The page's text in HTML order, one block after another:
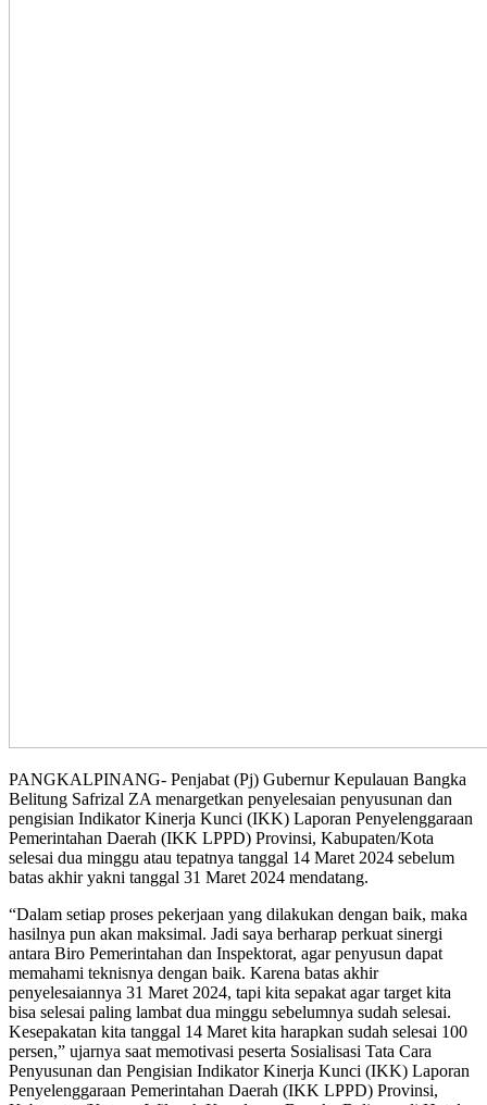
PANGKALPINANG- Penjabat (Pj) Gubernur Kepulauan Bangka
Belitung Safrizal ZA menargetkan penyelesaian penyusunan dan
pengisian Indikator Kinerja Kunci (IKK) Laporan Penyelenggaraan
Pemerintahan Daerah (IKK LPPD) Provinsi, Kabupaten/Kota
selesai dua minggu atau tepatnya tanggal 14 Maret 2024 sebelum
batas akhir yakni tanggal 31 Maret 2024 mendatang.
“Dalam setiap proses pekerjaan yang dilakukan dengan baik, maka
hasilnya pun akan maksimal. Jadi saya berharap perkuat sinergi
antara Biro Pemerintahan dan Inspektorat, agar penyusun dapat
memahami teknisnya dengan baik. Karena batas akhir
penyelesaiannya 31 Maret 2024, tapi kita sepakat agar target kita
bisa selesai paling lambat dua minggu sebelumnya sudah selesai.
Kesepakatan kita tanggal 14 Maret kita harapkan sudah selesai 100
persen,” ujarnya saat memotivasi peserta Sosialisasi Tata Cara
Penyusunan dan Pengisian Indikator Kinerja Kunci (IKK) Laporan
Penyelenggaraan Pemerintahan Daerah (IKK LPPD) Provinsi,